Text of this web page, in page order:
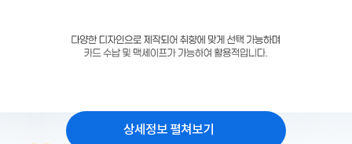
상세정보 펼쳐보기